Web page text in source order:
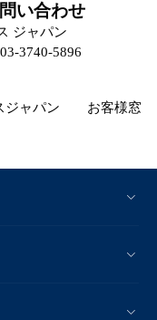
い合わせ
ジャパン
3740-5896
スジャパン お客様窓